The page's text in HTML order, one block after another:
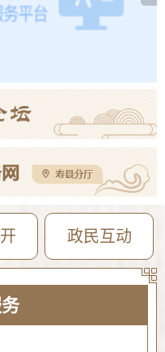
盔已被“抓拍”！ 08-04
政民互动